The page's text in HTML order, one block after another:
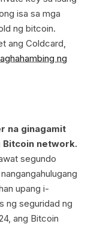
isa sa mga
ng bitcoin.
ang Coldcard,
ng
na ginagamit
Bitcoin network.
segundo
upang i-
ng seguridad ng
ang Bitcoin